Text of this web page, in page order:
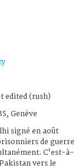
edited (rush)
Genève
signé en août
de guerre
C'est-à-
vers le